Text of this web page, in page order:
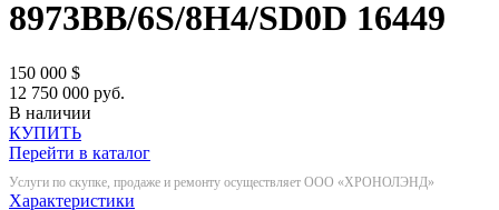
8973BB/6S/8H4/SD0D 16449
150 000 $
12 750 000 руб.
В наличии
КУПИТЬ
Перейти в каталог
Услуги по скупке, продаже и ремонту осуществляет ООО «ХРОНОЛЭНД»
Характеристики